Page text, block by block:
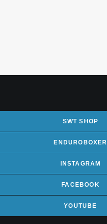
SWT SHOP
ENDUROBOXER
INSTAGRAM
FACEBOOK
YOUTUBE